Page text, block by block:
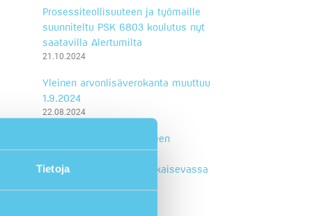
Tietoja
Prosessiteollisuuteen ja työmaille
suunniteltu PSK 6803 koulutus nyt
saatavilla Alertumilta
21.10.2024
Yleinen arvonlisäverokanta muuttuu
1.9.2024
22.08.2024
Lasse pelasti koulutukseen
osallistuneiden hengen:
Hätäensiapukoulutus ratkaisevassa